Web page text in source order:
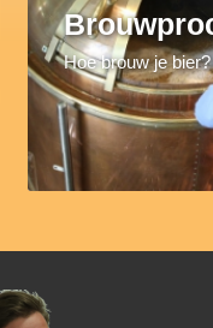
Hoe brouw je bier?